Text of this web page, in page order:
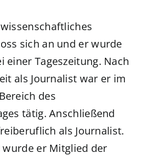
sich an und er wurde
einer Tageszeitung. Nach
als Journalist war er im
des
tätig. Anschließend
als Journalist.
wurde er Mitglied der